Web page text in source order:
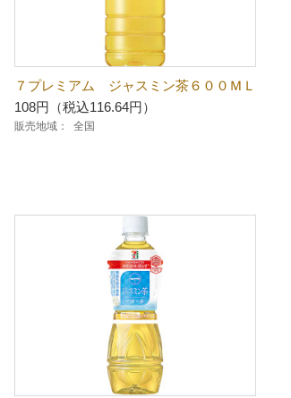
７プレミアム ジャスミン茶６００ＭＬ
108円（税込116.64円）
販売地域： 全国